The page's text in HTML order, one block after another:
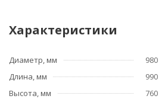
Характеристики
Диаметр, мм
980
Длина, мм
990
Высота, мм
760